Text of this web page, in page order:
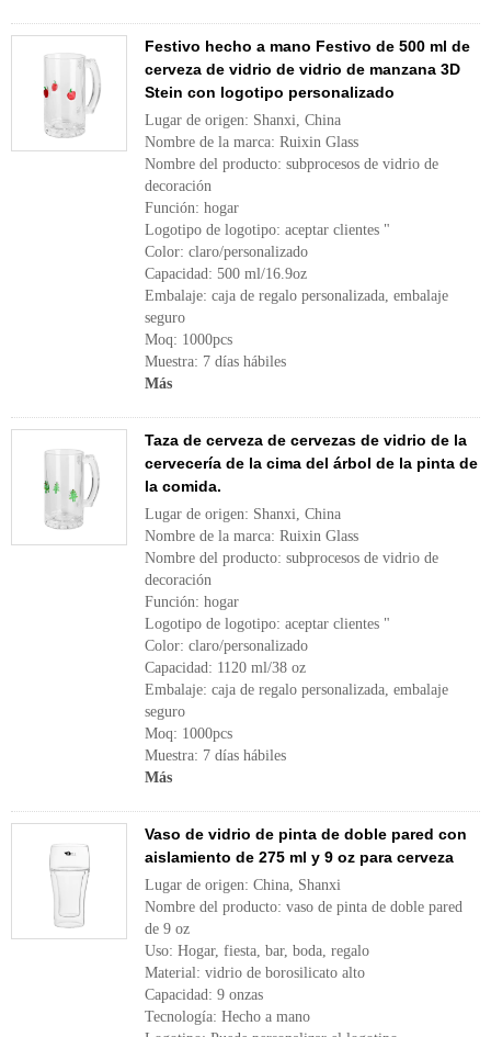
Festivo hecho a mano Festivo de 500 ml de
cerveza de vidrio de vidrio de manzana 3D
Stein con logotipo personalizado
Lugar de origen: Shanxi, China
Nombre de la marca: Ruixin Glass
Nombre del producto: subprocesos de vidrio de
decoración
Función: hogar
Logotipo de logotipo: aceptar clientes "
Color: claro/personalizado
Capacidad: 500 ml/16.9oz
Embalaje: caja de regalo personalizada, embalaje
seguro
Moq: 1000pcs
Muestra: 7 días hábiles
Más
Taza de cerveza de cervezas de vidrio de la
cervecería de la cima del árbol de la pinta de
la comida.
Lugar de origen: Shanxi, China
Nombre de la marca: Ruixin Glass
Nombre del producto: subprocesos de vidrio de
decoración
Función: hogar
Logotipo de logotipo: aceptar clientes "
Color: claro/personalizado
Capacidad: 1120 ml/38 oz
Embalaje: caja de regalo personalizada, embalaje
seguro
Moq: 1000pcs
Muestra: 7 días hábiles
Más
Vaso de vidrio de pinta de doble pared con
aislamiento de 275 ml y 9 oz para cerveza
Lugar de origen: China, Shanxi
Nombre del producto: vaso de pinta de doble pared
de 9 oz
Uso: Hogar, fiesta, bar, boda, regalo
Material: vidrio de borosilicato alto
Capacidad: 9 onzas
Tecnología: Hecho a mano